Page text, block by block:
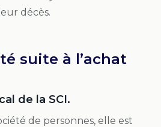
décès.
suite à l’achat
de la SCI.
de personnes, elle est